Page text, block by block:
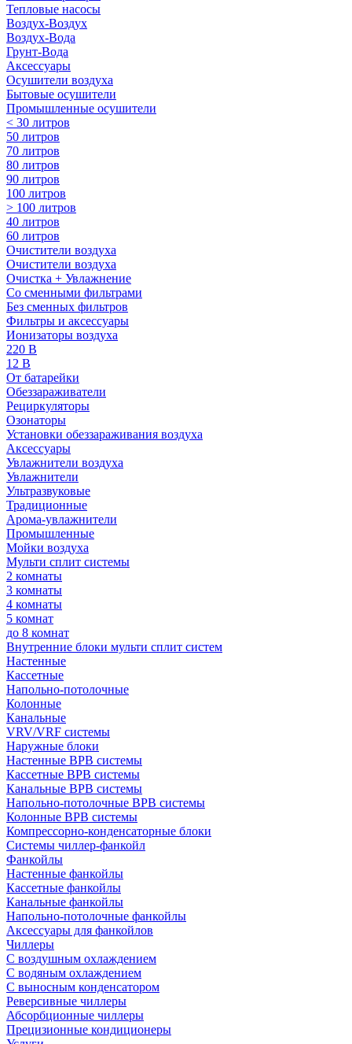
Тепловые насосы
Воздух-Воздух
Воздух-Вода
Грунт-Вода
Аксессуары
Осушители воздуха
Бытовые осушители
Промышленные осушители
< 30 литров
50 литров
70 литров
80 литров
90 литров
100 литров
> 100 литров
40 литров
60 литров
Очистители воздуха
Очистители воздуха
Очистка + Увлажнение
Cо сменными фильтрами
Без сменных фильтров
Фильтры и аксессуары
Ионизаторы воздуха
220 В
12 В
От батарейки
Обеззараживатели
Рециркуляторы
Озонаторы
Установки обеззараживания воздуха
Аксессуары
Увлажнители воздуха
Увлажнители
Ультразвуковые
Традиционные
Арома-увлажнители
Промышленные
Мойки воздуха
Мульти сплит системы
2 комнаты
3 комнаты
4 комнаты
5 комнат
до 8 комнат
Внутренние блоки мульти сплит систем
Настенные
Кассетные
Напольно-потолочные
Колонные
Канальные
VRV/VRF системы
Наружные блоки
Настенные ВРВ системы
Кассетные ВРВ системы
Канальные ВРВ системы
Напольно-потолочные ВРВ системы
Колонные ВРВ системы
Компрессорно-конденсаторные блоки
Системы чиллер-фанкойл
Фанкойлы
Настенные фанкойлы
Кассетные фанкойлы
Канальные фанкойлы
Напольно-потолочные фанкойлы
Аксессуары для фанкойлов
Чиллеры
С воздушным охлаждением
С водяным охлаждением
С выносным конденсатором
Реверсивные чиллеры
Абсорбционные чиллеры
Прецизионные кондиционеры